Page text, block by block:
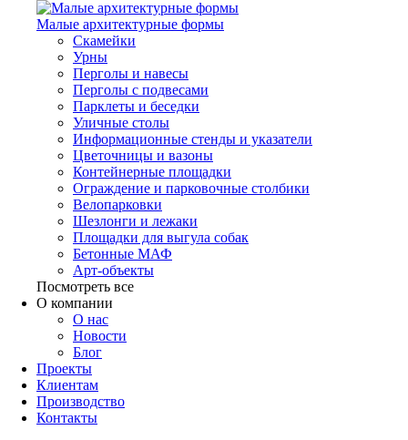
Малые архитектурные формы
Скамейки
Урны
Перголы и навесы
Перголы с подвесами
Парклеты и беседки
Уличные столы
Информационные стенды и указатели
Цветочницы и вазоны
Контейнерные площадки
Ограждение и парковочные столбики
Велопарковки
Шезлонги и лежаки
Площадки для выгула собак
Бетонные МАФ
Арт-объекты
Посмотреть все
О компании
О нас
Новости
Блог
Проекты
Клиентам
Производство
Контакты